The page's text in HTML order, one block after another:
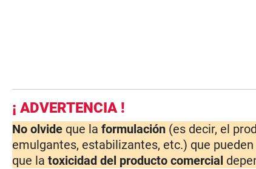
¡ ADVERTENCIA !
No olvide que laformulación (es decir, el
emulgantes, estabilizantes, etc.) que
que latoxicidad del producto comercial